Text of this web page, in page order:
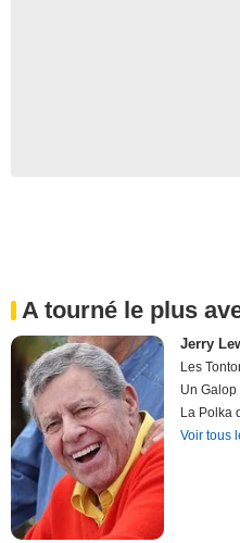
A tourné le plus
Jerry
Les
Un
La Polka
Voir tous